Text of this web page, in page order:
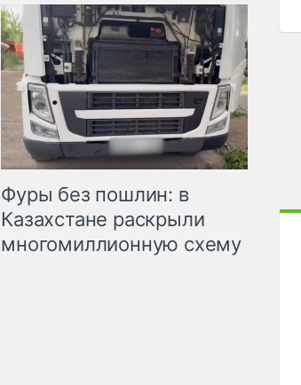
Фуры без пошлин: в
Казахстане раскрыли
многомиллионную схему